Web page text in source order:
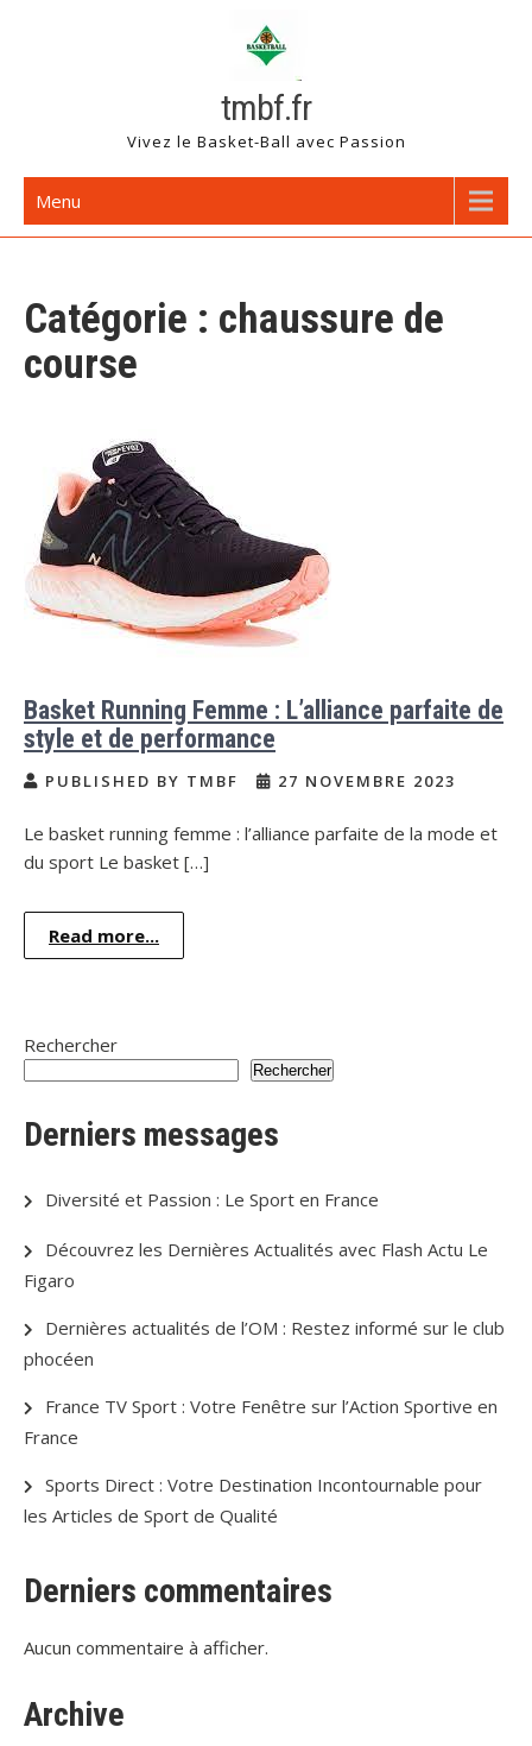
tmbf.fr
Vivez le Basket-Ball avec Passion
Menu
Catégorie : chaussure de
course
Basket Running Femme : L’alliance parfaite de
style et de performance
PUBLISHED BY TMBF 27 NOVEMBRE 2023
Le basket running femme : l’alliance parfaite de la mode et
du sport Le basket […]
Read more...
Rechercher
Rechercher
Derniers messages
Diversité et Passion : Le Sport en France
Découvrez les Dernières Actualités avec Flash Actu Le
Figaro
Dernières actualités de l’OM : Restez informé sur le club
phocéen
France TV Sport : Votre Fenêtre sur l’Action Sportive en
France
Sports Direct : Votre Destination Incontournable pour
les Articles de Sport de Qualité
Derniers commentaires
Aucun commentaire à afficher.
Archive